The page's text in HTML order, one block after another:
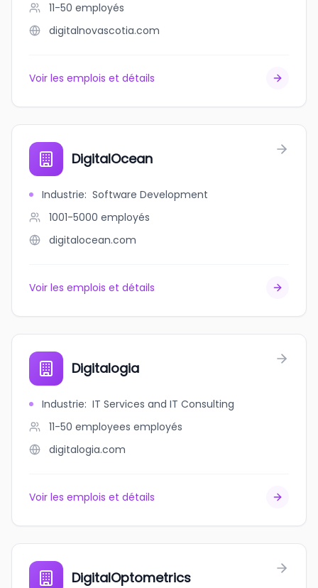
11-50 employés
digitalnovascotia.com
Voir les emplois et détails
DigitalOcean
Industrie: Software Development
1001-5000 employés
digitalocean.com
Voir les emplois et détails
Digitalogia
Industrie: IT Services and IT Consulting
11-50 employees employés
digitalogia.com
Voir les emplois et détails
DigitalOptometrics